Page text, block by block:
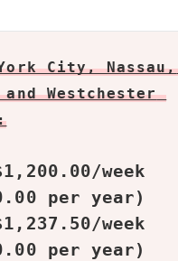
City, Nassau,
Westchester
week
per year)
week
per year)